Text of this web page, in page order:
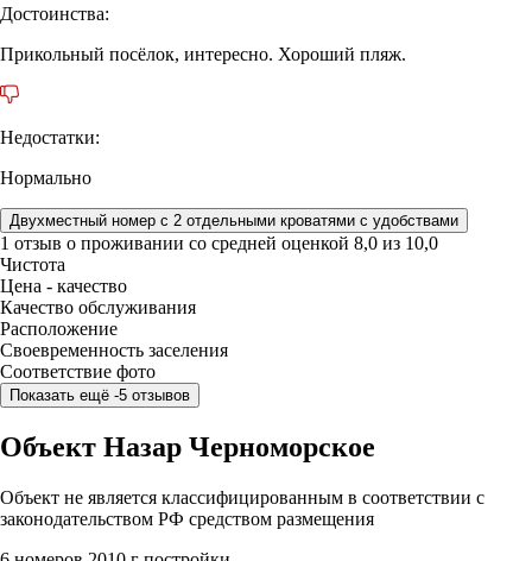
Достоинства:
Прикольный посёлок, интересно. Хороший пляж.
Недостатки:
Нормально
Двухместный номер с 2 отдельными кроватями с удобствами
1 отзыв о проживании со средней оценкой 8,0 из 10,0
Чистота
Цена - качество
Качество обслуживания
Расположение
Своевременность заселения
Соответствие фото
Показать ещё -5 отзывов
Объект Назар Черноморское
Объект не является классифицированным в соответствии с
законодательством РФ средством размещения